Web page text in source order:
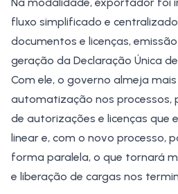
fluxo simplificado e
documentos e licenças,
geração da Declaração Única
Com ele, o governo almeja
automatização nos processos,
de autorizações e licenças que
linear e, com o novo processo,
forma paralela, o que tornará
e liberação de cargas nos